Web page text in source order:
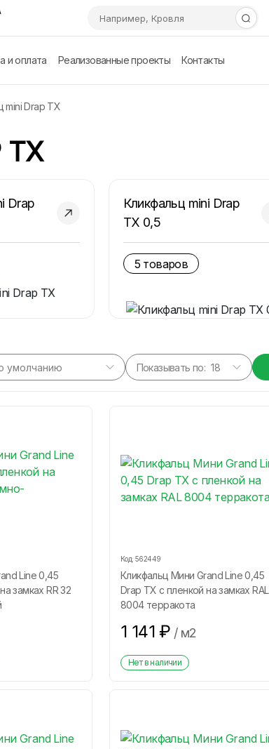
и оплата Реализованные проекты Контакты
mini Drap TX
TX
Drap
Кликфальц mini Drap
TX 0,5
5 товаров
Показывать по:
Line 0,45
замках RR 32
Код: 562449
Кликфальц Мини Grand Line 0,45
Drap ТХ с пленкой на замках RAL
8004 терракота
1 141₽ / м2
Нет в наличии